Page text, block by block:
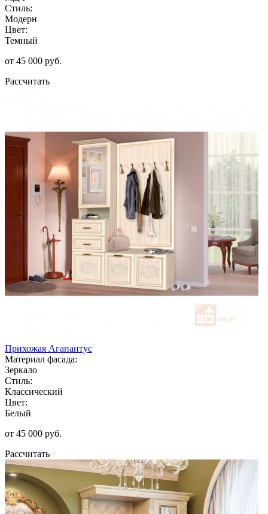
Стиль:
Модерн
Цвет:
Темный
от 45 000 руб.
Рассчитать
Прихожая Агапантус
Материал фасада:
Зеркало
Стиль:
Классический
Цвет:
Белый
от 45 000 руб.
Рассчитать